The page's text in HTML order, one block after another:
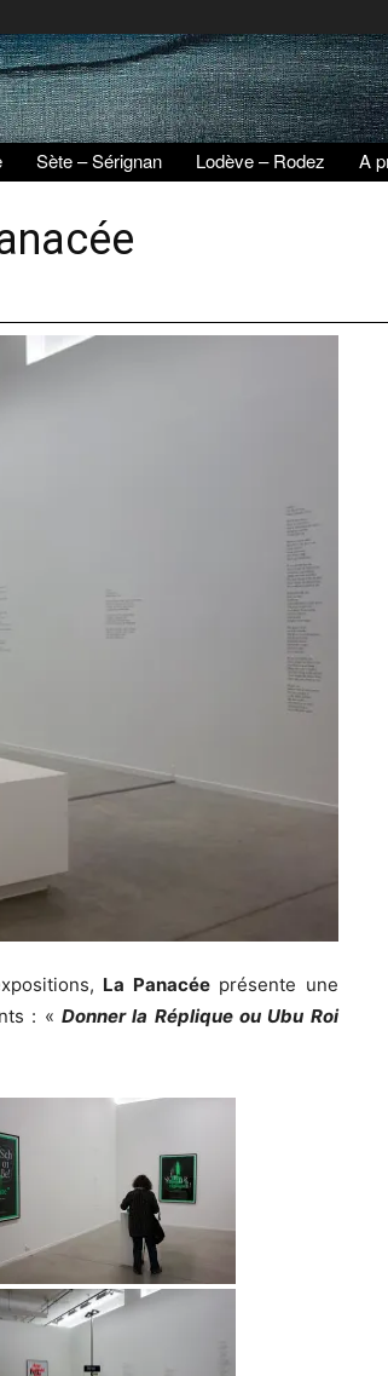
Sète – Sérignan Lodève – Rodez A
La Panacéeprésente une
: «Donner la Réplique ou Ubu Roi